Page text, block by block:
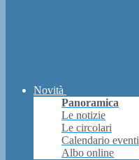
Novità
Panoramica
Le notizie
Le circolari
Calendario eventi
Albo online